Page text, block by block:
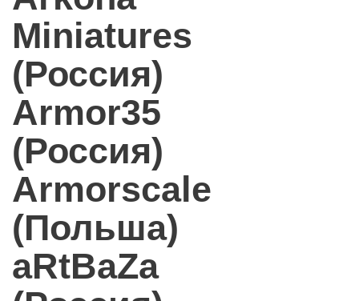
Miniatures
(Россия)
Armor35
(Россия)
Armorscale
(Польша)
aRtBaZa